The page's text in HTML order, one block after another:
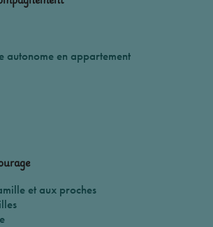
autonome en appartement
et aux proches